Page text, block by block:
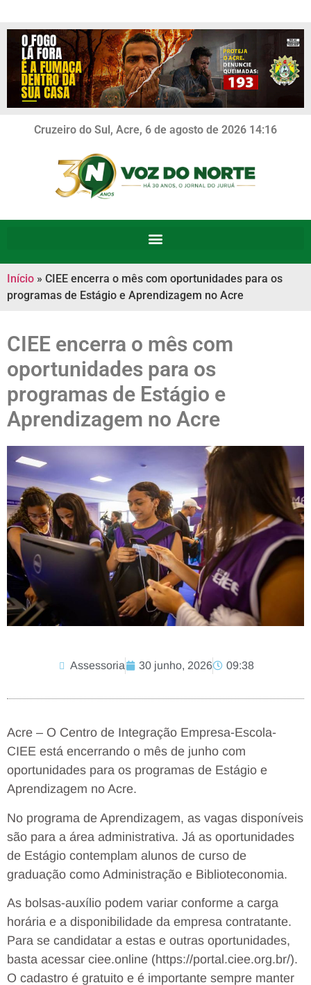
Cruzeiro do Sul, Acre, 6 de agosto de 2026 14:16
Início » CIEE encerra o mês com oportunidades para os
programas de Estágio e Aprendizagem no Acre
CIEE encerra o mês com
oportunidades para os
programas de Estágio e
Aprendizagem no Acre
Assessoria 30 junho, 2026 09:38
Acre – O Centro de Integração Empresa-Escola-
CIEE está encerrando o mês de junho com
oportunidades para os programas de Estágio e
Aprendizagem no Acre.
No programa de Aprendizagem, as vagas disponíveis
são para a área administrativa. Já as oportunidades
de Estágio contemplam alunos de curso de
graduação como Administração e Biblioteconomia.
As bolsas-auxílio podem variar conforme a carga
horária e a disponibilidade da empresa contratante.
Para se candidatar a estas e outras oportunidades,
basta acessar ciee.online (https://portal.ciee.org.br/).
O cadastro é gratuito e é importante sempre manter